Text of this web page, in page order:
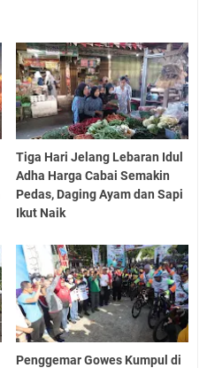
Tiga Hari Jelang Lebaran Idul
Adha Harga Cabai Semakin
Pedas, Daging Ayam dan Sapi
Ikut Naik
Penggemar Gowes Kumpul di